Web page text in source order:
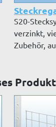
S20-
verzinkt,
Zubehör,